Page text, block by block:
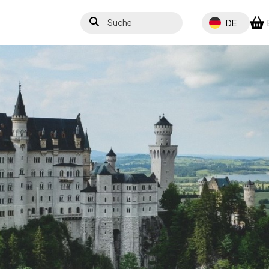
Suche Select your
DE